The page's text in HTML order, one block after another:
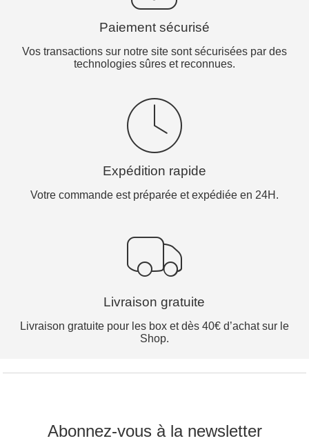
Paiement sécurisé
Vos transactions sur notre site sont sécurisées par des
technologies sûres et reconnues.
Expédition rapide
Votre commande est préparée et expédiée en 24H.
Livraison gratuite
Livraison gratuite pour les box et dès 40€ d’achat sur le
Shop.
Abonnez-vous à la newsletter